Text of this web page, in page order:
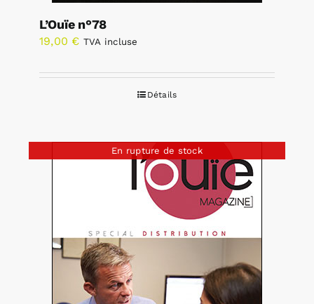
L’Ouïe n°78
19,00 € TVA incluse
Détails
En rupture de stock